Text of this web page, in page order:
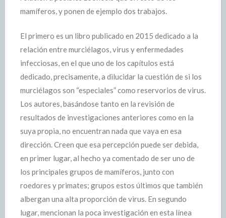
mamíferos, y ponen de ejemplo dos trabajos.
El primero es un libro publicado en 2015 dedicado a la
relación entre murciélagos, virus y enfermedades
infecciosas, en el que uno de los capítulos está
dedicado, precisamente, a dilucidar la cuestión de si los
murciélagos son “especiales” como reservorios de virus.
Los autores, basándose tanto en la revisión de
resultados de investigaciones anteriores como en la
suya propia, no encuentran nada que vaya en esa
dirección. Creen que esa percepción puede ser debida,
en primer lugar, al hecho ya comentado de ser uno de
los principales grupos de mamíferos, junto con
roedores y primates; grupos estos últimos que también
albergan una alta proporción de virus. En segundo
lugar, mencionan la poca investigación en esta línea